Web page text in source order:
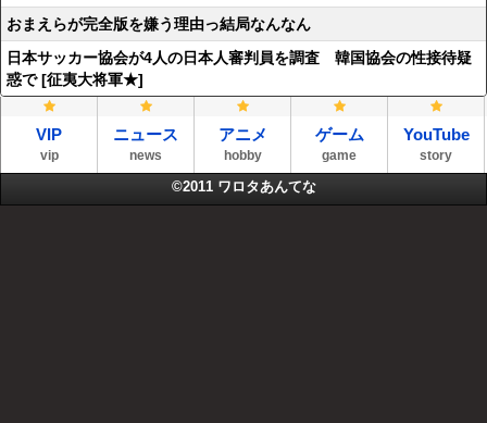
おまえらが完全版を嫌う理由っ結局なんなん
日本サッカー協会が4人の日本人審判員を調査 韓国協会の性接待疑
惑で [征夷大将軍★]
VIP
vip
ニュース
news
アニメ
hobby
ゲーム
game
YouTube
story
©2011 ワロタあんてな